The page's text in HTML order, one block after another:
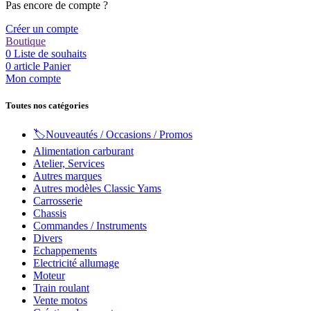
Pas encore de compte ?
Créer un compte
Boutique
0 Liste de souhaits
0 article Panier
Mon compte
Toutes nos catégories
🏷️Nouveautés / Occasions / Promos
Alimentation carburant
Atelier, Services
Autres marques
Autres modèles Classic Yams
Carrosserie
Chassis
Commandes / Instruments
Divers
Echappements
Electricité allumage
Moteur
Train roulant
Vente motos